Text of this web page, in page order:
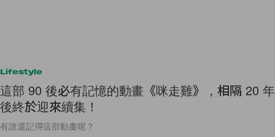
Lifestyle
這部 90 後必有記憶的動畫《咪走雞》，相隔 20 年
後終於迎來續集！
有誰還記得這部動畫呢？